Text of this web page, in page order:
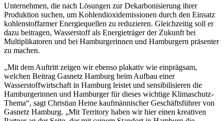
Unternehmen, die nach Lösungen zur Dekarbonisierung ihrer
Produktion suchen, um Kohlendioxidemissionen durch den Einsatz
kohlenstoffarmer Energiequellen zu reduzieren. Gleichzeitig soll er
dazu beitragen, Wasserstoff als Energieträger der Zukunft bei
Multiplikatoren und bei Hamburgerinnen und Hamburgern präsenter
zu machen.
„Mit dem Auftritt zeigen wir ebenso plakativ wie einprägsam,
welchen Beitrag Gasnetz Hamburg beim Aufbau einer
Wasserstoffwirtschaft in Hamburg leistet und sensibilisieren die
Hamburgerinnen und Hamburger für dieses wichtige Klimaschutz-
Thema“, sagt Christian Heine kaufmännischer Geschäftsführer von
Gasnetz Hamburg. „Mit Territory haben wir hier einen kreativen